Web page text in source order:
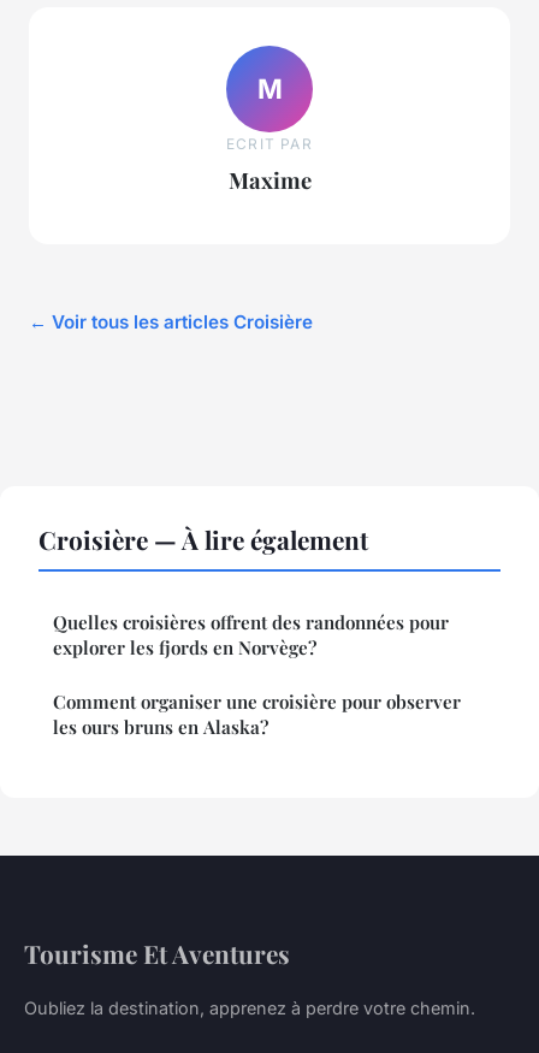
M
ECRIT PAR
Maxime
← Voir tous les articles Croisière
Croisière — À lire également
Quelles croisières offrent des randonnées pour
explorer les fjords en Norvège?
Comment organiser une croisière pour observer
les ours bruns en Alaska?
Tourisme Et Aventures
Oubliez la destination, apprenez à perdre votre chemin.